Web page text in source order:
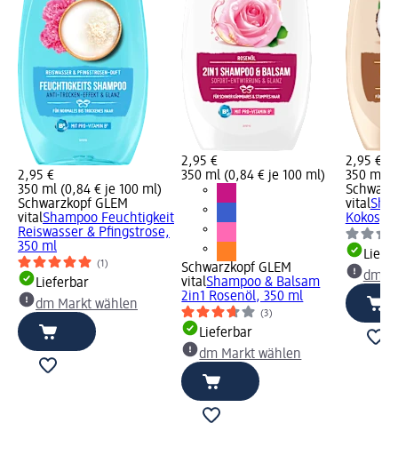
2,95 €
350 ml (0,84 € je 100 ml)
Schwarzkopf GLEM
vitalShampoo Feuchtigkeit
Reiswasser & Pfingstrose,
350 ml
(1)
Lieferbar
dm Markt wählen
2,95 €
350 ml (0,84 € je 100 ml)
Schwarzkopf GLEM
vitalShampoo & Balsam
2in1 Rosenöl, 350 ml
(3)
Lieferbar
dm Markt wählen
2,95 €
350 ml
vital
Kokos,
dm